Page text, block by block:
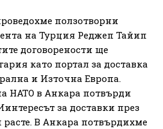
ползотворни
на Турция Реджеп Тайип
договорености ще
като портал за доставка
и Източна Европа.
НАТО в Анкара потвърди
за доставки през
В Анкара потвърдихме